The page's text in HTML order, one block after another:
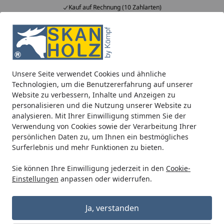
Unsere Seite verwendet Cookies und ähnliche
Technologien, um die Benutzererfahrung auf unserer
Website zu verbessern, Inhalte und Anzeigen zu
personalisieren und die Nutzung unserer Website zu
analysieren. Mit Ihrer Einwilligung stimmen Sie der
Verwendung von Cookies sowie der Verarbeitung Ihrer
persönlichen Daten zu, um Ihnen ein bestmögliches
Surferlebnis und mehr Funktionen zu bieten.
Sie können Ihre Einwilligung jederzeit in den Cookie-
Einstellungen anpassen oder widerrufen.
Ja, verstanden
Kauf auf Rechnung (10 Zahlarten)
Alle Produkte
Mein Konto
Suchen
Startseite
Wo Gutschein kaufen?
Wo kann ich einen Gutschein
erwerben?
In unseren Shops finden Siehier Geschenk-Gutscheine
für jeden Anlass oder Sie geben alternativ "Gutschein" in
das Suchfeld ein. Den Gutscheinbetrag zwischen 20 -
5.000 € bestimmen Sie selbst. Die Gutscheine erhalten